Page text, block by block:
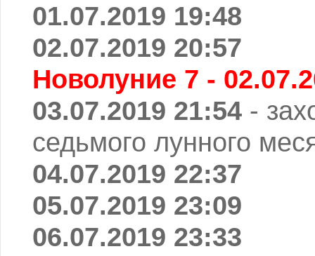
01.07.2019 19:48
02.07.2019 20:57
Новолуние 7 -
03.07.2019 21:54 -
седьмого лунного
04.07.2019 22:37
05.07.2019 23:09
06.07.2019 23:33